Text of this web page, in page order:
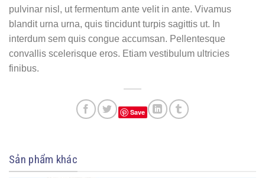
pulvinar nisl, ut fermentum ante velit in ante. Vivamus
blandit urna urna, quis tincidunt turpis sagittis ut. In
interdum sem quis congue accumsan. Pellentesque
convallis scelerisque eros. Etiam vestibulum ultricies
finibus.
Save
Sản phẩm khác